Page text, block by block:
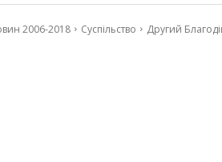
2006-2018 Суспільство Другий